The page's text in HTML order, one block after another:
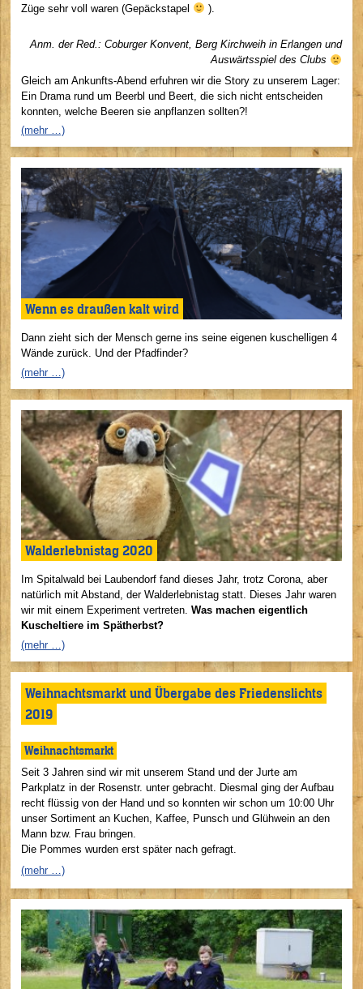
Züge sehr voll waren (Gepäckstapel
).
Anm. der Red.: Coburger Konvent, Berg Kirchweih in Erlangen und
Auswärtsspiel des Clubs
Gleich am Ankunfts-Abend erfuhren wir die Story zu unserem Lager:
Ein Drama rund um Beerbl und Beert, die sich nicht entscheiden
konnten, welche Beeren sie anpflanzen sollten?!
(mehr …)
Wenn es draußen kalt wird
Dann zieht sich der Mensch gerne ins seine eigenen kuschelligen 4
Wände zurück. Und der Pfadfinder?
(mehr …)
Walderlebnistag 2020
Im Spitalwald bei Laubendorf fand dieses Jahr, trotz Corona, aber
natürlich mit Abstand, der Walderlebnistag statt. Dieses Jahr waren
wir mit einem Experiment vertreten. Was machen eigentlich
Kuscheltiere im Spätherbst?
(mehr …)
Weihnachtsmarkt und Übergabe des Friedenslichts
2019
Weihnachtsmarkt
Seit 3 Jahren sind wir mit unserem Stand und der Jurte am
Parkplatz in der Rosenstr. unter gebracht. Diesmal ging der Aufbau
recht flüssig von der Hand und so konnten wir schon um 10:00 Uhr
unser Sortiment an Kuchen, Kaffee, Punsch und Glühwein an den
Mann bzw. Frau bringen.
Die Pommes wurden erst später nach gefragt.
(mehr …)